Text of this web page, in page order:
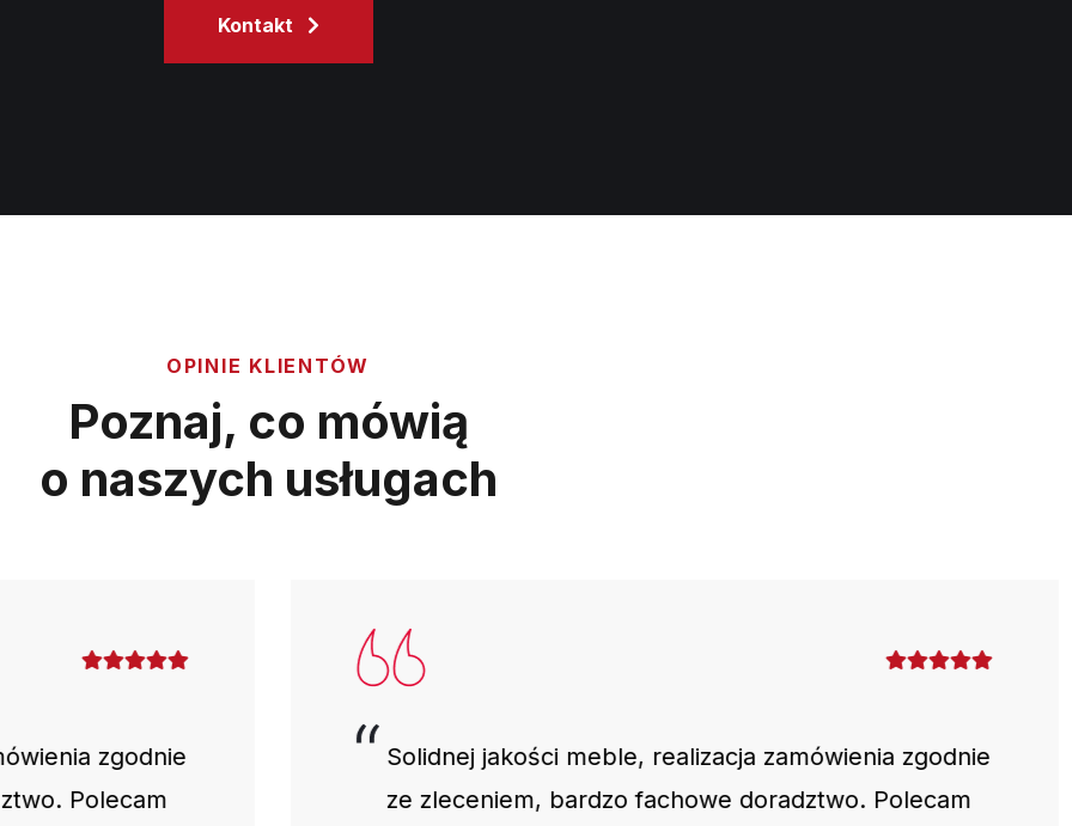
Kontakt
OPINIE KLIENTÓW
Poznaj, co mówią
o naszych usługach
zgodnie
Polecam
Solidnej jakości meble, realizacja zamówienia zgodnie
ze zleceniem, bardzo fachowe doradztwo. Polecam